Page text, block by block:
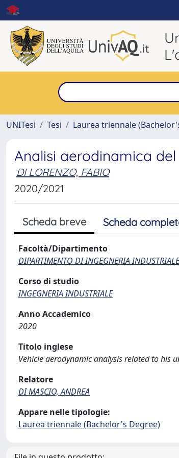
UNITesi
Tesi Laurea triennale
Analisi aerodinamica
DI LORENZO, FABIO
2020/2021
Scheda breve Scheda
Facoltà/Dipartimento
DIPARTIMENTO DI INGEGNERIA
Corso di studio
INGEGNERIA INDUSTRIALE
Anno Accademico
2020
Titolo inglese
Vehicle aerodynamic analysis related to his
Relatore
DI MASCIO, ANDREA
Appare nelle tipologie:
Laurea triennale (Bachelor's Degree)